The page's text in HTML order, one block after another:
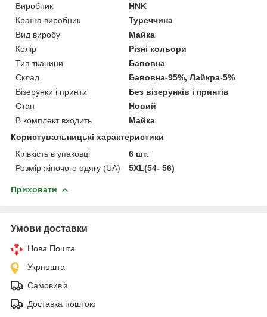
Виробник
HNK
Країна виробник
Туреччина
Вид виробу
Майка
Колір
Різні кольори
Тип тканини
Бавовна
Склад
Бавовна-95%, Лайкра-5%
Візерунки і принти
Без візерунків і принтів
Стан
Новий
В комплект входить
Майка
Користувальницькі характеристики
Кількість в упаковці
6 шт.
Розмір жіночого одягу (UA)
5XL(54- 56)
Приховати
Умови доставки
Нова Пошта
Укрпошта
Самовивіз
Доставка поштою